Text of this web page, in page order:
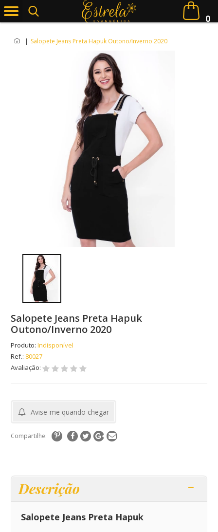
0
| Salopete Jeans Preta Hapuk Outono/Inverno 2020
Salopete Jeans Preta Hapuk
Outono/Inverno 2020
Produto: Indisponível
Ref.: 80027
Avaliação:
Avise-me quando chegar
Compartilhe:
Descrição
Salopete Jeans Preta Hapuk